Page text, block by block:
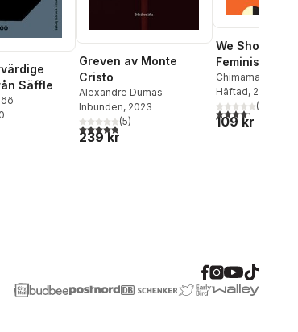
Säffle
Totalt antal röster:
Greven av Monte
Cristo
Alexandre Dumas
Inbunden, 2023
4,8utav 5 stjärnor. Totalt antal röster:
(5)
239 kr
We Should All
Feminists
Chimamanda
Häftad, 2014
4,3utav 5(
109 kr